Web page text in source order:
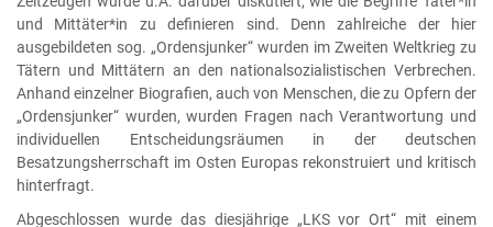
und Mittäter*in zu definieren sind. Denn zahlreiche der hier
ausgebildeten sog. „Ordensjunker“ wurden im Zweiten Weltkrieg zu
Tätern und Mittätern an den nationalsozialistischen Verbrechen.
Anhand einzelner Biografien, auch von Menschen, die zu Opfern der
„Ordensjunker“ wurden, wurden Fragen nach Verantwortung und
individuellen Entscheidungsräumen in der deutschen
Besatzungsherrschaft im Osten Europas rekonstruiert und kritisch
hinterfragt.
Abgeschlossen wurde das diesjährige „LKS vor Ort“ mit einem